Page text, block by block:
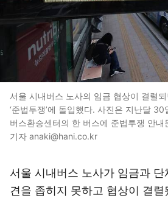
서울 시내버스 노사의 임금 협상이 결렬
‘준법투쟁’에 돌입했다. 사진은 지난달
버스환승센터의 한 버스에 준법투쟁 안내
기자 anaki@hani.co.kr
서울 시내버스 노사가 임금과 단
견을 좁히지 못하고 협상이 결